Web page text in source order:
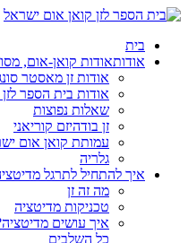
בית
אודותאודות קואן-אום,
אודות זן מאסטר
אודות בית הספר
שאלות נפוצות
זן בודהיזם קוריאני
עמותת קואן אום
גלריה
איך להתחיל לתרגל
מה זה זן
טכניקות מדיטציה
איך עושים
כל השלבים